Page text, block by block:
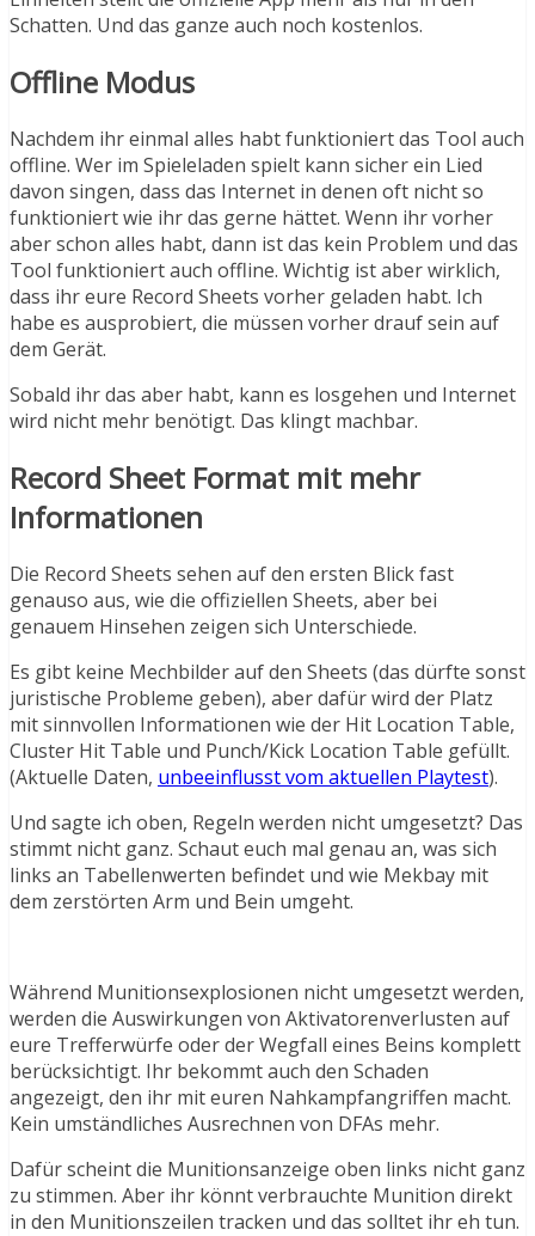
Schatten. Und das ganze auch noch kostenlos.
Offline Modus
Nachdem ihr einmal alles habt funktioniert das Tool auch
offline. Wer im Spieleladen spielt kann sicher ein Lied
davon singen, dass das Internet in denen oft nicht so
funktioniert wie ihr das gerne hättet. Wenn ihr vorher
aber schon alles habt, dann ist das kein Problem und das
Tool funktioniert auch offline. Wichtig ist aber wirklich,
dass ihr eure Record Sheets vorher geladen habt. Ich
habe es ausprobiert, die müssen vorher drauf sein auf
dem Gerät.
Sobald ihr das aber habt, kann es losgehen und Internet
wird nicht mehr benötigt. Das klingt machbar.
Record Sheet Format mit mehr
Informationen
Die Record Sheets sehen auf den ersten Blick fast
genauso aus, wie die offiziellen Sheets, aber bei
genauem Hinsehen zeigen sich Unterschiede.
Es gibt keine Mechbilder auf den Sheets (das dürfte sonst
juristische Probleme geben), aber dafür wird der Platz
mit sinnvollen Informationen wie der Hit Location Table,
Cluster Hit Table und Punch/Kick Location Table gefüllt.
(Aktuelle Daten, unbeeinflusst vom aktuellen Playtest).
Und sagte ich oben, Regeln werden nicht umgesetzt? Das
stimmt nicht ganz. Schaut euch mal genau an, was sich
links an Tabellenwerten befindet und wie Mekbay mit
dem zerstörten Arm und Bein umgeht.
Während Munitionsexplosionen nicht umgesetzt werden,
werden die Auswirkungen von Aktivatorenverlusten auf
eure Trefferwürfe oder der Wegfall eines Beins komplett
berücksichtigt. Ihr bekommt auch den Schaden
angezeigt, den ihr mit euren Nahkampfangriffen macht.
Kein umständliches Ausrechnen von DFAs mehr.
Dafür scheint die Munitionsanzeige oben links nicht ganz
zu stimmen. Aber ihr könnt verbrauchte Munition direkt
in den Munitionszeilen tracken und das solltet ihr eh tun.